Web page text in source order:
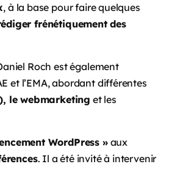
, à la base pour faire quelques
frénétiquement des
Roch est également
et l’EMA, abordant différentes
le webmarketing et les
WordPress »aux
. Il a été invité à intervenir